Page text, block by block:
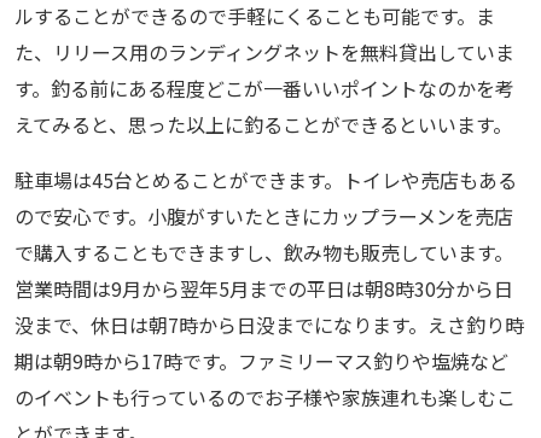
ルすることができるので手軽にくることも可能です。ま
た、リリース用のランディングネットを無料貸出していま
す。釣る前にある程度どこが一番いいポイントなのかを考
えてみると、思った以上に釣ることができるといいます。
駐車場は45台とめることができます。トイレや売店もある
ので安心です。小腹がすいたときにカップラーメンを売店
で購入することもできますし、飲み物も販売しています。
営業時間は9月から翌年5月までの平日は朝8時30分から日
没まで、休日は朝7時から日没までになります。えさ釣り時
期は朝9時から17時です。ファミリーマス釣りや塩焼など
のイベントも行っているのでお子様や家族連れも楽しむこ